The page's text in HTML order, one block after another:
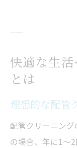
快適な生
とは
理想的な配管
配管クリーニン
の場合、年に1〜